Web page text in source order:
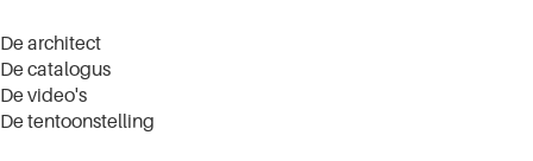
De architect
De catalogus
De video's
De tentoonstelling